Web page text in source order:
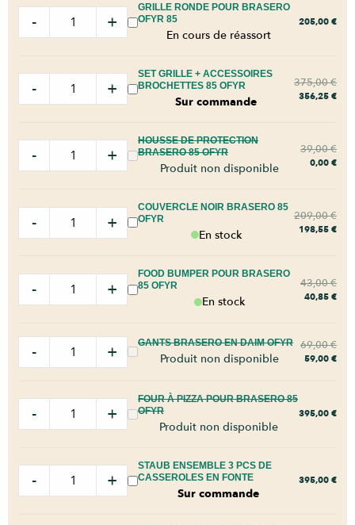
GRILLE RONDE POUR BRASERO
OFYR 85
En cours de réassort
- + 205,00 €
SET GRILLE + ACCESSOIRES
BROCHETTES 85 OFYR
Sur commande
- + 375,00€
356,25 €
HOUSSE DE PROTECTION
BRASERO 85 OFYR
Produit non disponible
- + 39,00€
0,00 €
COUVERCLE NOIR BRASERO 85
OFYR
En stock
- + 209,00€
198,55 €
FOOD BUMPER POUR BRASERO
85 OFYR
En stock
- + 43,00€
40,85 €
GANTS BRASERO EN DAIM OFYR
Produit non disponible
- + 69,00€
59,00 €
FOUR À PIZZA POUR BRASERO 85
OFYR
Produit non disponible
- + 395,00 €
STAUB ENSEMBLE 3 PCS DE
CASSEROLES EN FONTE
Sur commande
- + 395,00 €